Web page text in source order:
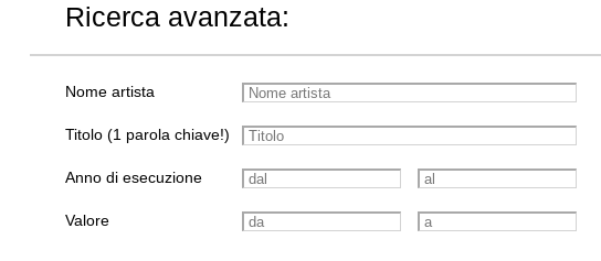
Ricerca avanzata:
Nome artista
Titolo (1 parola chiave!)
Anno di esecuzione
Valore